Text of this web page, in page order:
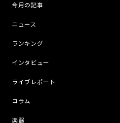
今月の記事
ニュース
ランキング
インタビュー
ライブレポート
コラム
楽器